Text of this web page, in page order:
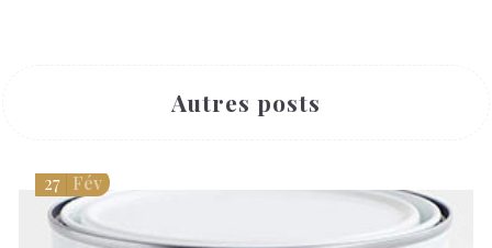
Autres posts
27 Fév